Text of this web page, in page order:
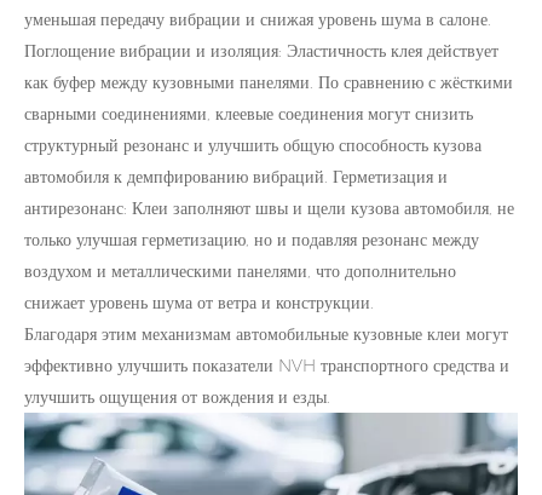
уменьшая передачу вибрации и снижая уровень шума в салоне.
Поглощение вибрации и изоляция: Эластичность клея действует
как буфер между кузовными панелями. По сравнению с жёсткими
сварными соединениями, клеевые соединения могут снизить
структурный резонанс и улучшить общую способность кузова
автомобиля к демпфированию вибраций. Герметизация и
антирезонанс: Клеи заполняют швы и щели кузова автомобиля, не
только улучшая герметизацию, но и подавляя резонанс между
воздухом и металлическими панелями, что дополнительно
снижает уровень шума от ветра и конструкции.
Благодаря этим механизмам автомобильные кузовные клеи могут
эффективно улучшить показатели NVH транспортного средства и
улучшить ощущения от вождения и езды.